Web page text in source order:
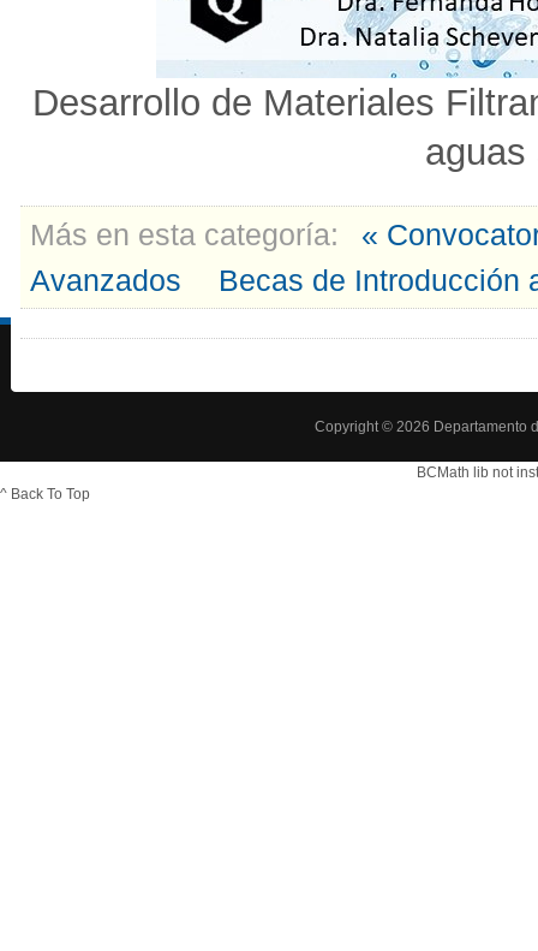
Desarrollo de Materiales
aguas
Más en esta categoría:
«
Avanzados
Becas de Introducción
Copyright © 2026 Departamento
BCMath lib not
^ Back To Top